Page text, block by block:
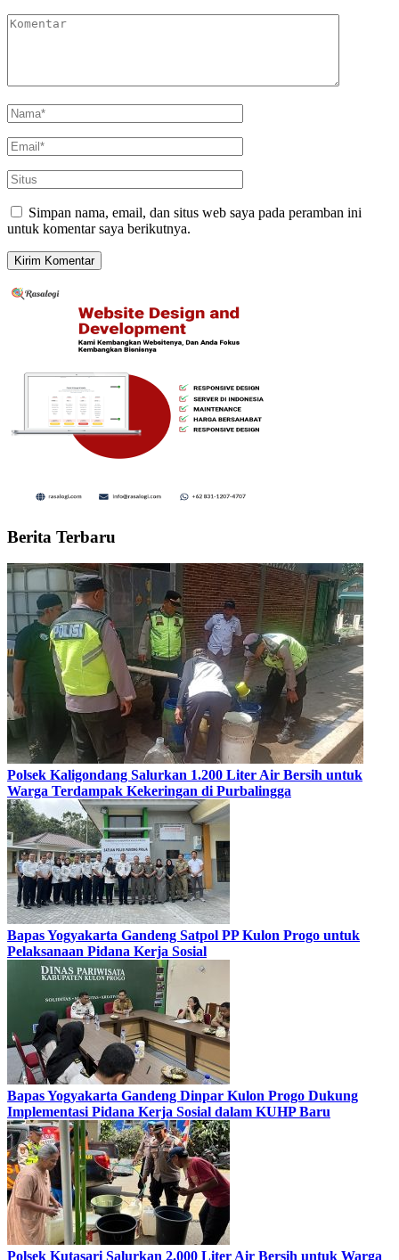
Simpan nama, email, dan situs web saya pada peramban ini
untuk komentar saya berikutnya.
Berita Terbaru
Polsek Kaligondang Salurkan 1.200 Liter Air Bersih untuk
Warga Terdampak Kekeringan di Purbalingga
Bapas Yogyakarta Gandeng Satpol PP Kulon Progo untuk
Pelaksanaan Pidana Kerja Sosial
Bapas Yogyakarta Gandeng Dinpar Kulon Progo Dukung
Implementasi Pidana Kerja Sosial dalam KUHP Baru
Polsek Kutasari Salurkan 2.000 Liter Air Bersih untuk Warga